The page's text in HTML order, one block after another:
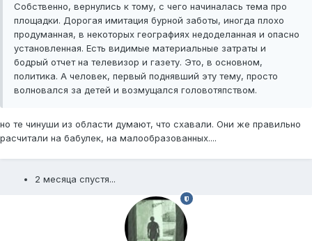
Собственно, вернулись к тому, с чего начиналась тема про
площадки. Дорогая имитация бурной заботы, иногда плохо
продуманная, в некоторых географиях недоделанная и опасно
установленная. Есть видимые материальные затраты и
бодрый отчет на телевизор и газету. Это, в основном,
политика. А человек, первый поднявший эту тему, просто
волновался за детей и возмущался головотяпством.
но те чинуши из области думают, что схавали. Они же правильно
расчитали на бабулек, на малообразованных....
2 месяца спустя...